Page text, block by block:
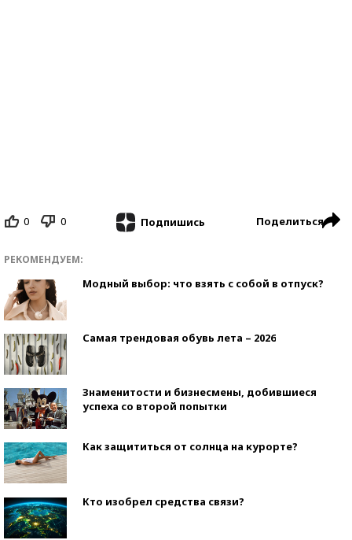
0 0 Подпишись Поделиться
РЕКОМЕНДУЕМ:
Модный выбор: что взять с собой в отпуск?
Самая трендовая обувь лета – 2026
Знаменитости и бизнесмены, добившиеся
успеха со второй попытки
Как защититься от солнца на курорте?
Кто изобрел средства связи?